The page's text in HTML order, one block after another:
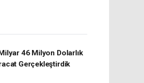
46 Milyon Dolarlık
Gerçekleştirdik